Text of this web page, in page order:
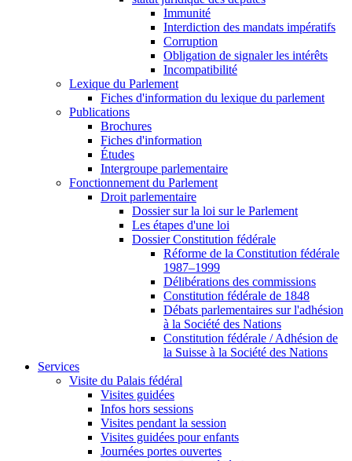
Immunité
Interdiction des mandats impératifs
Corruption
Obligation de signaler les intérêts
Incompatibilité
Lexique du Parlement
Fiches d'information du lexique du parlement
Publications
Brochures
Fiches d'information
Études
Intergroupe parlementaire
Fonctionnement du Parlement
Droit parlementaire
Dossier sur la loi sur le Parlement
Les étapes d'une loi
Dossier Constitution fédérale
Réforme de la Constitution fédérale
1987–1999
Délibérations des commissions
Constitution fédérale de 1848
Débats parlementaires sur l'adhésion
à la Société des Nations
Constitution fédérale / Adhésion de
la Suisse à la Société des Nations
Services
Visite du Palais fédéral
Visites guidées
Infos hors sessions
Visites pendant la session
Visites guidées pour enfants
Journées portes ouvertes